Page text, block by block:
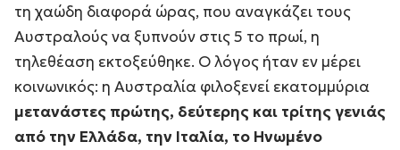
τη χαώδη διαφορά ώρας, που αναγκάζει τους
Αυστραλούς να ξυπνούν στις 5 το πρωί, η
τηλεθέαση εκτοξεύθηκε. Ο λόγος ήταν εν μέρει
κοινωνικός: η Αυστραλία φιλοξενεί εκατομμύρια
μετανάστες πρώτης, δεύτερης και τρίτης γενιάς
από την Ελλάδα, την Ιταλία, το Ηνωμένο